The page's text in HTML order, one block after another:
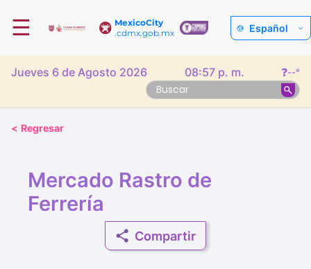
MexicoCity
.cdmx.gob.mx
☰ Español
Jueves 6 de Agosto 2026 08:57 p. m. ❓--°
< Regresar
Mercado Rastro de
Ferrería
Compartir